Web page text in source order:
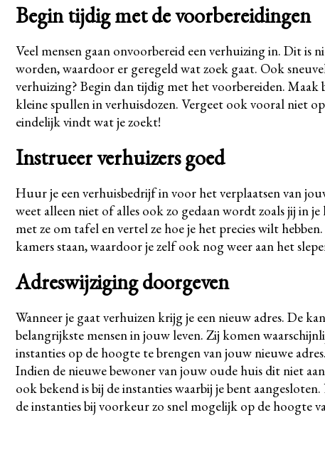
Begin tijdig met de voorbereidingen
Veel mensen gaan onvoorbereid een verhuizing in. Dit
worden, waardoor er geregeld wat zoek gaat. Ook
verhuizing? Begin dan tijdig met het voorbereiden.
kleine spullen in verhuisdozen. Vergeet ook vooral niet
eindelijk vindt wat je zoekt!
Instrueer verhuizers goed
Huur je een verhuisbedrijf in voor het verplaatsen van
weet alleen niet of alles ook zo gedaan wordt zoals jij in
met ze om tafel en vertel ze hoe je het precies wilt
kamers staan, waardoor je zelf ook nog weer aan het
Adreswijziging doorgeven
Wanneer je gaat verhuizen krijg je een nieuw adres. De
belangrijkste mensen in jouw leven. Zij komen
instanties op de hoogte te brengen van jouw nieuwe
Indien de nieuwe bewoner van jouw oude huis dit niet
ook bekend is bij de instanties waarbij je bent
de instanties bij voorkeur zo snel mogelijk op de hoogte